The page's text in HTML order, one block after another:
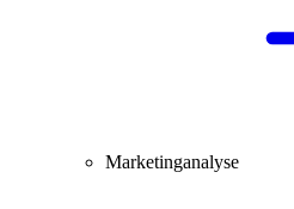
Marketinganalyse